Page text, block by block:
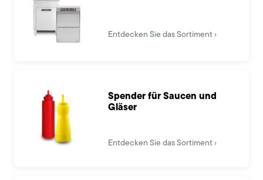
Entdecken Sie das Sortiment
Spender für Saucen und
Gläser
Entdecken Sie das Sortiment